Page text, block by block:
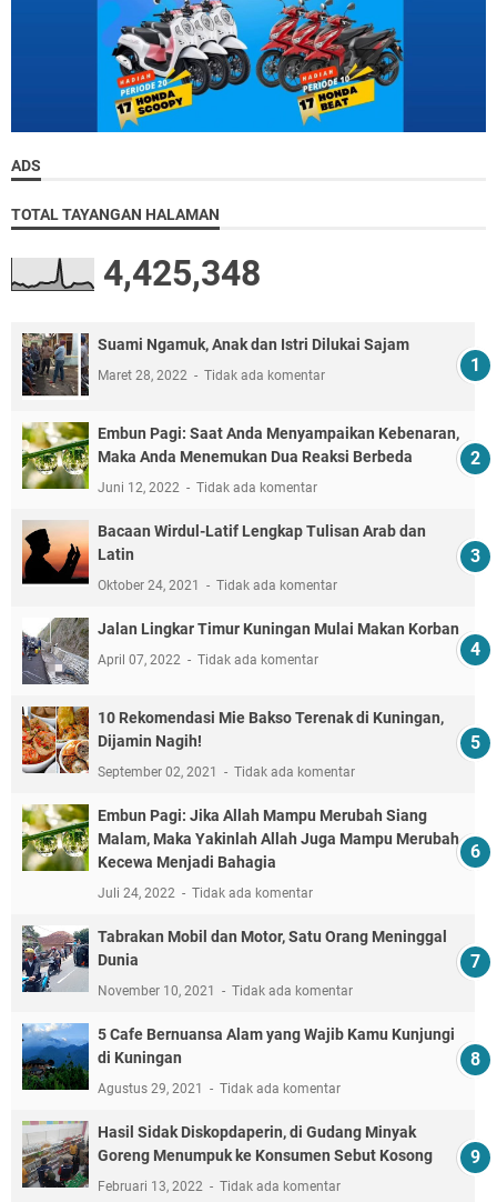
ADS
TOTAL TAYANGAN HALAMAN
4,425,348
Suami Ngamuk, Anak dan Istri Dilukai Sajam
Maret 28, 2022 Tidak ada komentar
Embun Pagi: Saat Anda Menyampaikan Kebenaran,
Maka Anda Menemukan Dua Reaksi Berbeda
Juni 12, 2022 Tidak ada komentar
Bacaan Wirdul-Latif Lengkap Tulisan Arab dan
Latin
Oktober 24, 2021 Tidak ada komentar
Jalan Lingkar Timur Kuningan Mulai Makan Korban
April 07, 2022 Tidak ada komentar
10 Rekomendasi Mie Bakso Terenak di Kuningan,
Dijamin Nagih!
September 02, 2021 Tidak ada komentar
Embun Pagi: Jika Allah Mampu Merubah Siang
Malam, Maka Yakinlah Allah Juga Mampu Merubah
Kecewa Menjadi Bahagia
Juli 24, 2022 Tidak ada komentar
Tabrakan Mobil dan Motor, Satu Orang Meninggal
Dunia
November 10, 2021 Tidak ada komentar
5 Cafe Bernuansa Alam yang Wajib Kamu Kunjungi
di Kuningan
Agustus 29, 2021 Tidak ada komentar
Hasil Sidak Diskopdaperin, di Gudang Minyak
Goreng Menumpuk ke Konsumen Sebut Kosong
Februari 13, 2022 Tidak ada komentar